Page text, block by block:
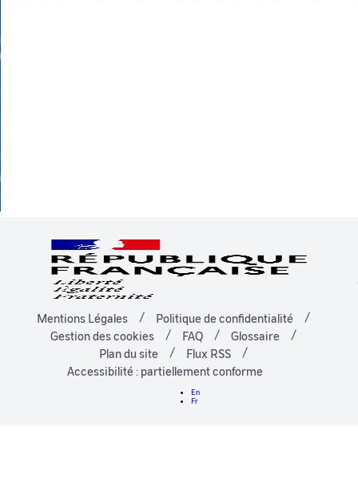
Mentions Légales
Politique de confidentialité
Gestion des cookies
FAQ
Glossaire
Plan du site
Flux RSS
Accessibilité : partiellement conforme
En
Fr